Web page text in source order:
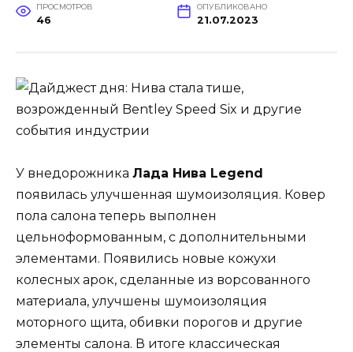
ПРОСМОТРОВ
46
ОПУБЛИКОВАНО
21.07.2023
У внедорожника Лада Нива Legend
появилась улучшенная шумоизоляция. Ковер
пола салона теперь выполнен
цельноформованным, с дополнительными
элементами. Появились новые кожухи
колесных арок, сделанные из ворсованного
материала, улучшены шумоизоляция
моторного щита, обивки порогов и другие
элементы салона. В итоге классическая